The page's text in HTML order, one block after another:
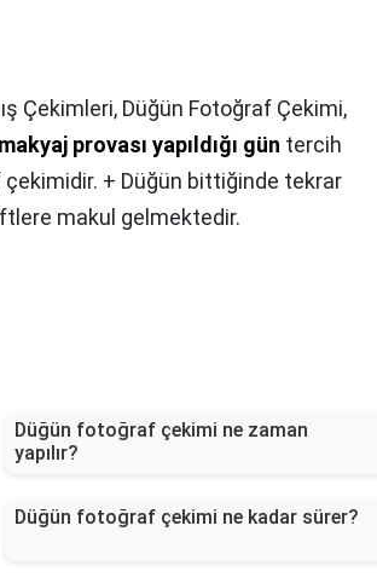
Çekimleri, Düğün Fotoğraf Çekimi,
provası yapıldığı gün tercih
+ Düğün bittiğinde tekrar
makul gelmektedir.
Düğün fotoğraf çekimi ne zaman
yapılır?
Düğün fotoğraf çekimi ne kadar sürer?